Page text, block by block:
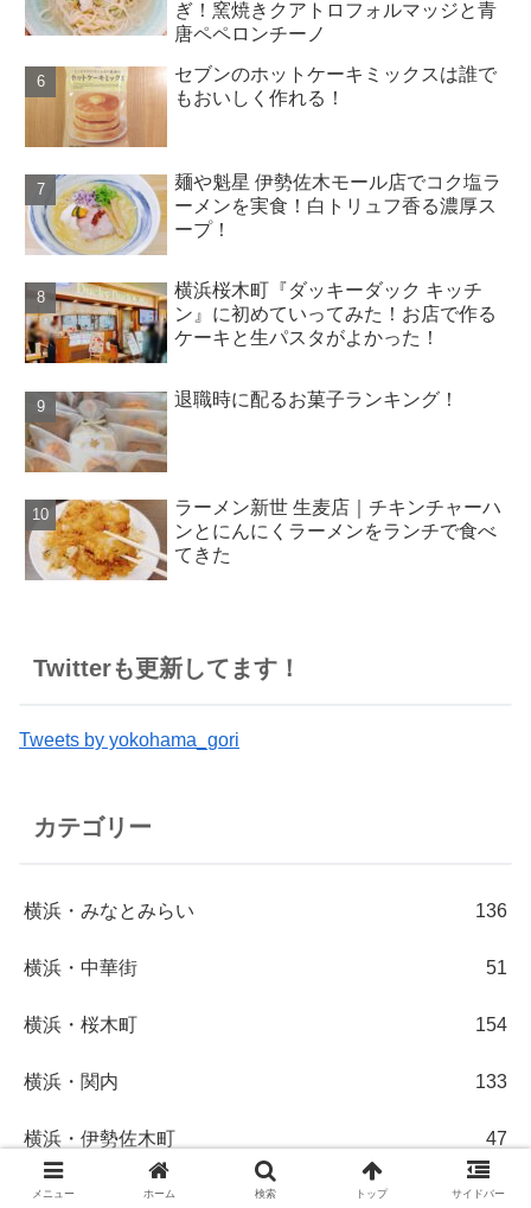
ぎ！窯焼きクアトロフォルマッジと青
唐ペペロンチーノ
セブンのホットケーキミックスは誰で
もおいしく作れる！
麺や魁星 伊勢佐木モール店でコク塩ラ
ーメンを実食！白トリュフ香る濃厚ス
ープ！
横浜桜木町『ダッキーダック キッチ
ン』に初めていってみた！お店で作る
ケーキと生パスタがよかった！
退職時に配るお菓子ランキング！
ラーメン新世 生麦店｜チキンチャーハ
ンとにんにくラーメンをランチで食べ
てきた
Twitterも更新してます！
Tweets by yokohama_gori
カテゴリー
横浜・みなとみらい 136
横浜・中華街 51
横浜・桜木町 154
横浜・関内 133
横浜・伊勢佐木町 47
横浜・野毛 140
メニュー ホーム 検索 トップ サイドバー